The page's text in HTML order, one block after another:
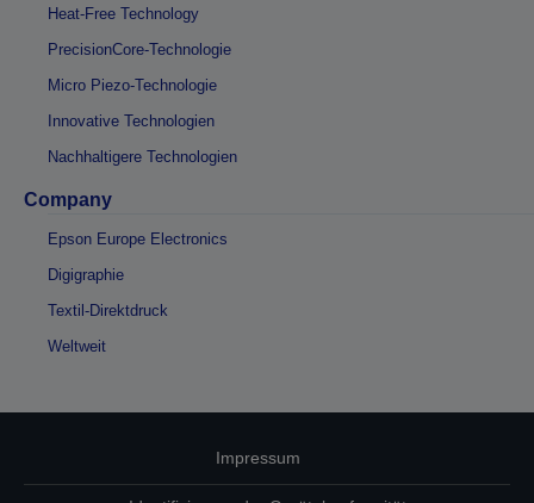
Heat-Free Technology
PrecisionCore-Technologie
Micro Piezo-Technologie
Innovative Technologien
Nachhaltigere Technologien
Company
Epson Europe Electronics
Digigraphie
Textil-Direktdruck
Weltweit
Impressum